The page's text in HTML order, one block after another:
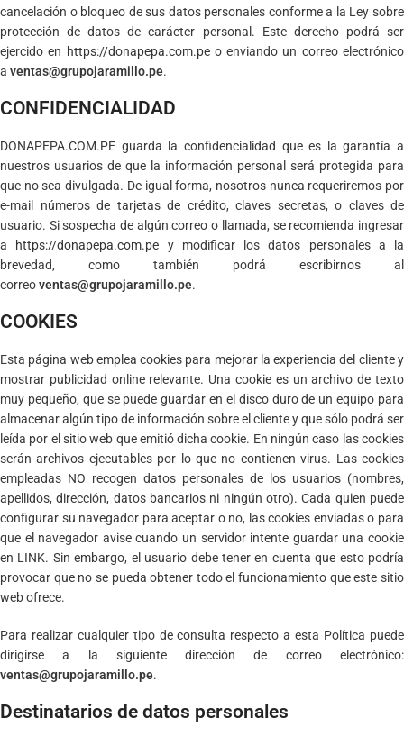
cancelación o bloqueo de sus datos personales conforme a la Ley sobre
protección de datos de carácter personal. Este derecho podrá ser
ejercido en https://donapepa.com.peo enviando un correo electrónico
a ventas@grupojaramillo.pe.
CONFIDENCIALIDAD
DONAPEPA.COM.PE guarda la confidencialidad que es la garantía a
nuestros usuarios de que la información personal será protegida para
que no sea divulgada. De igual forma, nosotros nunca requeriremos por
e-mail números de tarjetas de crédito, claves secretas, o claves de
usuario. Si sospecha de algún correo o llamada, se recomienda ingresar
a
https://donapepa.com.pe y modificar los datos personales a la
brevedad, como también podrá escribirnos al
correoventas@grupojaramillo.pe.
COOKIES
Esta página web emplea cookies para mejorar la experiencia del cliente y
mostrar publicidad online relevante. Una cookie es un archivo de texto
muy pequeño, que se puede guardar en el disco duro de un equipo para
almacenar algún tipo de información sobre el cliente y que sólo podrá ser
leída por el sitio web que emitió dicha cookie. En ningún caso las cookies
serán archivos ejecutables por lo que no contienen virus. Las cookies
empleadas NO recogen datos personales de los usuarios (nombres,
apellidos, dirección, datos bancarios ni ningún otro). Cada quien puede
configurar su navegador para aceptar o no, las cookies enviadas o para
que el navegador avise cuando un servidor intente guardar una cookie
en LINK. Sin embargo, el usuario debe tener en cuenta que esto podría
provocar que no se pueda obtener todo el funcionamiento que este sitio
web ofrece.
Para realizar cualquier tipo de consulta respecto a esta Política puede
dirigirse a la siguiente dirección de correo electrónico:
ventas@grupojaramillo.pe.
Destinatarios de datos personales